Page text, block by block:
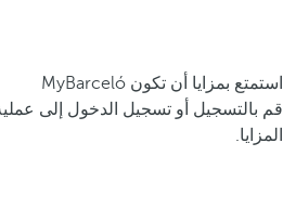
استمتع بمزايا أن تكون MyBarceló
قم بالتسجيل أو تسجيل الدخول إلى
المزايا.